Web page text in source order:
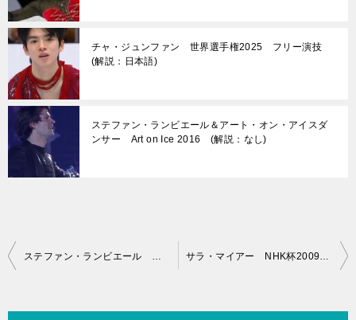
チャ・ジュンファン 世界選手権2025 フリー演技
(解説：日本語)
ステファン・ランビエール＆アート・オン・アイスダ
ンサー Art on Ice 2016 (解説：なし)
投
ステファン・ランビエール ネーベルホルン杯2009 フリー演技 (ホームビデオ撮影) サラ・マイアー NHK杯2009 ショート演技 (解説：ロシア語)